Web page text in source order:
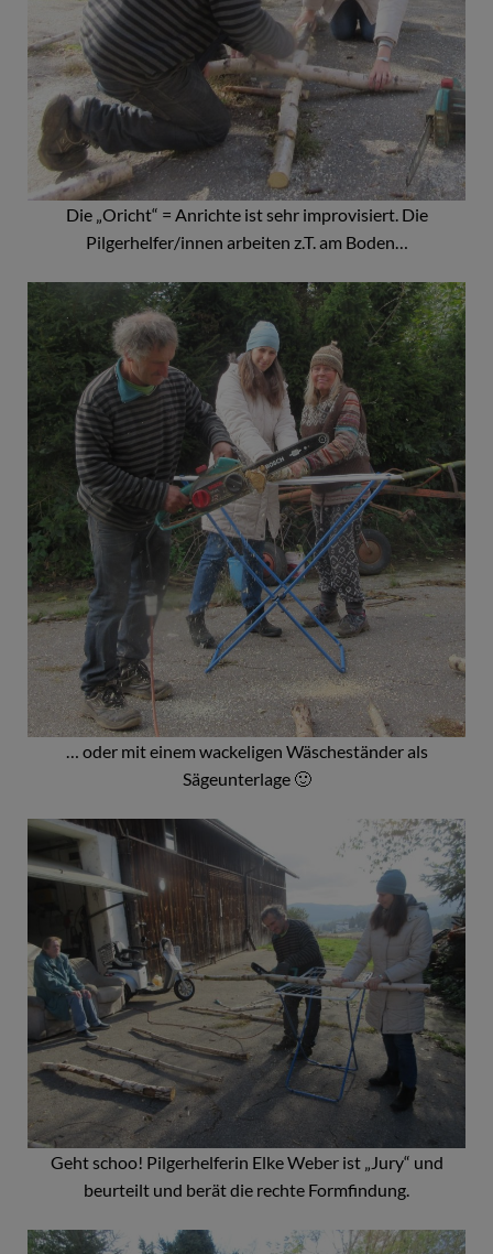
Die „Oricht“ = Anrichte ist sehr improvisiert. Die
Pilgerhelfer/innen arbeiten z.T. am Boden…
… oder mit einem wackeligen Wäscheständer als
Sägeunterlage 🙂
Geht schoo! Pilgerhelferin Elke Weber ist „Jury“ und
beurteilt und berät die rechte Formfindung.